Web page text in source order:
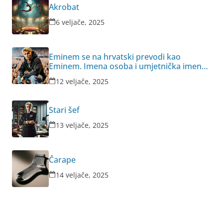
Akrobat
6 veljače, 2025
Eminem se na hrvatski prevodi kao
Eminem. Imena osoba i umjetnička imena
obično se ne prevode.
12 veljače, 2025
Stari šef
13 veljače, 2025
Čarape
14 veljače, 2025